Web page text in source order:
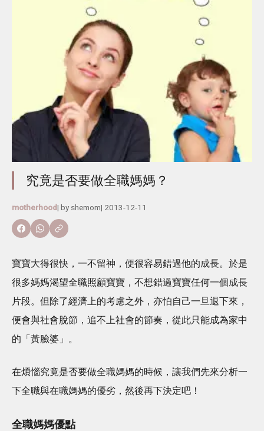
究竟是否要做全職媽媽？
motherhood| by shemom| 2013-12-11
寶寶大得很快，一不留神，便很容易錯過他的成長。於是
很多媽媽渴望全職照顧寶寶，不想錯過寶寶任何一個成長
片段。但除了經濟上的考慮之外，亦怕自己一旦退下來，
便會與社會脫節，追不上社會的節奏，從此只能成為家中
的「黃臉婆」。
在煩惱究竟是否要做全職媽媽的時候，讓我們先來分析一
下全職與在職媽媽的優劣，然後再下決定吧！
全職媽媽優點